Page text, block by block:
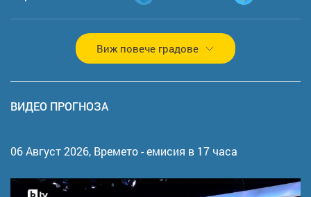
Виж повече градове
ВИДЕО ПРОГНОЗА
06 Август 2026, Времето - емисия в 17 часа